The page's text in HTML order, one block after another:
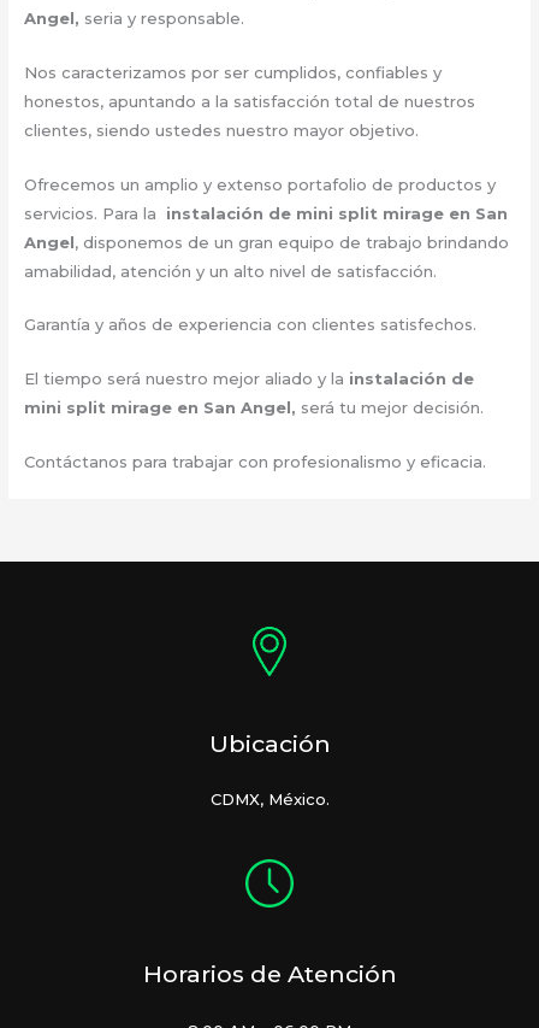
Angel, seria y responsable.
Nos caracterizamos por ser cumplidos, confiables y
honestos, apuntando a la satisfacción total de nuestros
clientes, siendo ustedes nuestro mayor objetivo.
Ofrecemos un amplio y extenso portafolio de productos y
servicios. Para la instalación de mini split mirage en San
Angel, disponemos de un gran equipo de trabajo brindando
amabilidad, atención y un alto nivel de satisfacción.
Garantía y años de experiencia con clientes satisfechos.
El tiempo será nuestro mejor aliado y la instalación de
mini split mirage en San Angel, será tu mejor decisión.
Contáctanos para trabajar con profesionalismo y eficacia.
Ubicación
CDMX, México.
Horarios de Atención